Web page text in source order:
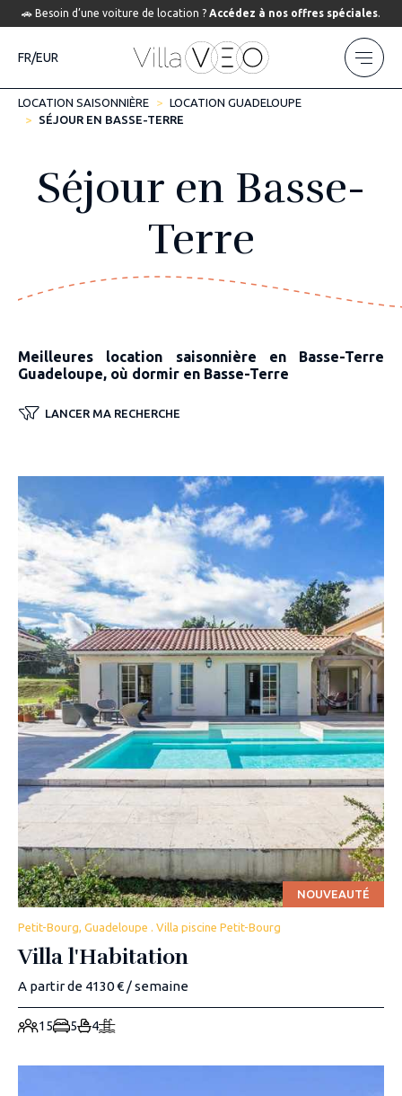
🚗 Besoin d’une voiture de location ? Accédez à nos offres spéciales.
FR/EUR
LOCATION SAISONNIÈRE
LOCATION GUADELOUPE
SÉJOUR EN BASSE-TERRE
Séjour en Basse-
Terre
Meilleures location saisonnière en Basse-Terre
Guadeloupe, où dormir en Basse-Terre
LANCER MA RECHERCHE
NOUVEAUTÉ
Petit-Bourg, Guadeloupe . Villa piscine Petit-Bourg
Villa l'Habitation
A partir de 4130 € / semaine
15 5 4